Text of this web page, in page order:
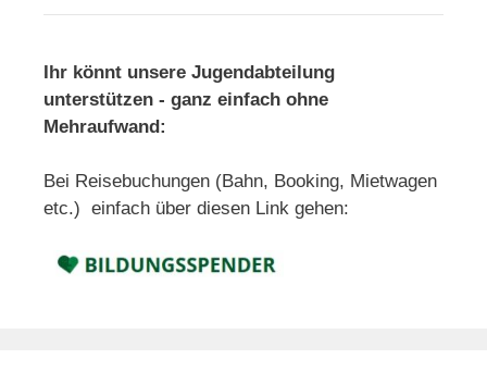
Ihr könnt unsere Jugendabteilung
unterstützen - ganz einfach ohne
Mehraufwand:
Bei Reisebuchungen (Bahn, Booking, Mietwagen
etc.) einfach über diesen Link gehen: